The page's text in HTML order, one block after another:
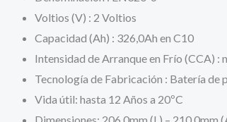
era:
201,10 €.160,88 €.
Voltios (V) : 2 Voltios
Capacidad (Ah) : 326,0Ah en C10
Intensidad de Arranque en Frío (CCA) :
Tecnología de Fabricación : Batería de
Vida útil: hasta 12 Años a 20ºC
Dimensiones: 206,0mm (L) – 210,0mm